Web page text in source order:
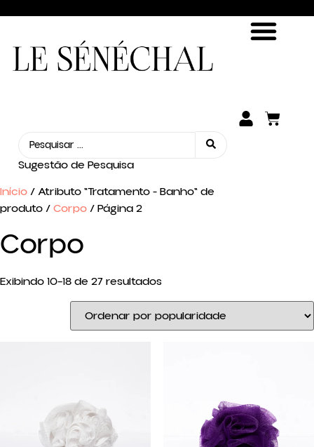
Sugestão de Pesquisa
Início/ Atributo "Tratamento - Banho" de
produto /Corpo/ Página 2
Corpo
Exibindo 10–18 de 27 resultados